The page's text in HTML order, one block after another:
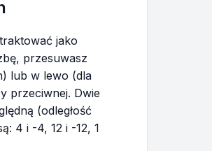
jako
przesuwasz
lub w lewo (dla
przeciwnej. Dwie
(odległość
4 i -4, 12 i -12, 1